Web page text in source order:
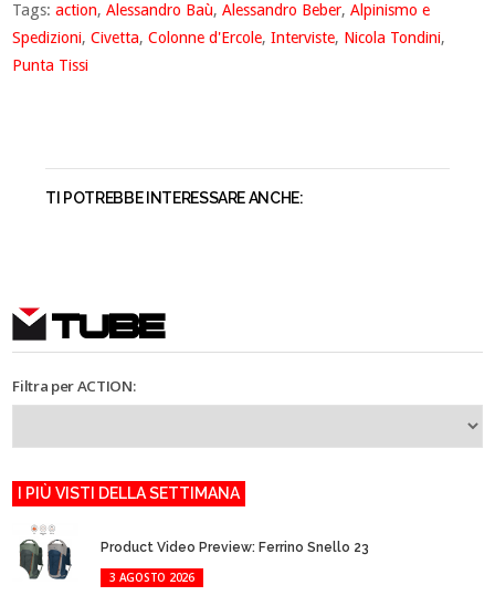
Tags:action,Alessandro Baù,Alessandro Beber,Alpinismo e
Spedizioni,Civetta,Colonne d'Ercole,Interviste, Nicola Tondini,
Punta Tissi
TI POTREBBE INTERESSARE ANCHE:
TUBE
Filtra per ACTION:
I PIÙ VISTI DELLA SETTIMANA
Product Video Preview: Ferrino Snello 23
3 AGOSTO 2026